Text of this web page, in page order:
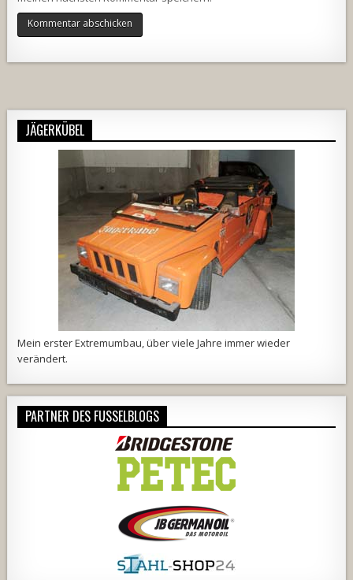
JÄGERKÜBEL
Mein erster Extremumbau, über viele Jahre immer wieder
verändert.
PARTNER DES FUSSELBLOGS